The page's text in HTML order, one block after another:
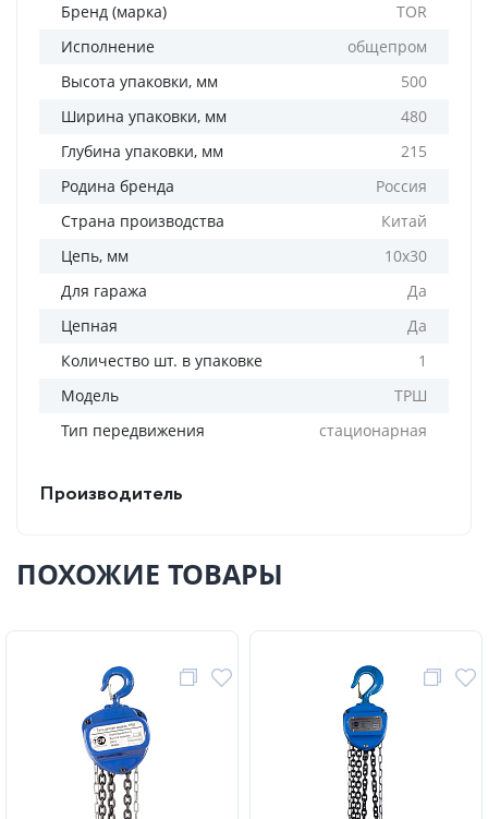
Бренд (марка)
TOR
Исполнение
общепром
Высота упаковки, мм
500
Ширина упаковки, мм
480
Глубина упаковки, мм
215
Родина бренда
Россия
Страна производства
Китай
Цепь, мм
10х30
Для гаража
Да
Цепная
Да
Количество шт. в упаковке
1
Модель
ТРШ
Тип передвижения
стационарная
Производитель
ПОХОЖИЕ ТОВАРЫ